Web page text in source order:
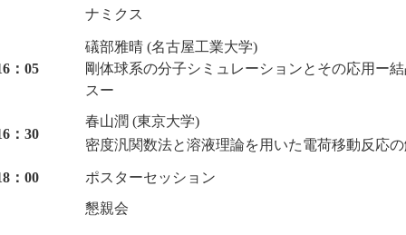
ナミクス
：05
礒部雅晴 (名古屋工業大学)
剛体球系の分子シミュレーションとその応用ー
スー
：30
春山潤 (東京大学)
密度汎関数法と溶液理論を用いた電荷移動反応
：00
ポスターセッション
懇親会